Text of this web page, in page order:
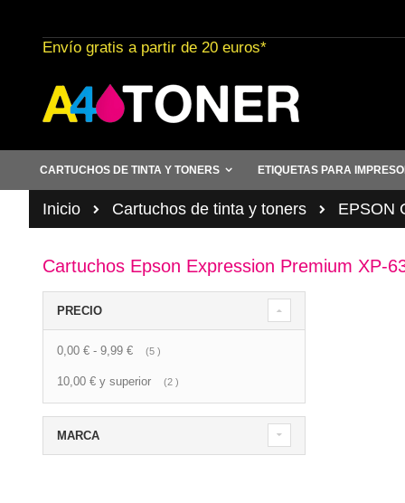
al
contenido
Envío gratis a partir de 20 euros*
CARTUCHOS DE TINTA Y TONERS ETIQUETAS PARA
Inicio Cartuchos de tinta y toners EPSON
Cartuchos Epson Expression Premium XP-
PRECIO
0,00 € - 9,99 € 5 artículo
10,00 € y superior 2 artículo
MARCA